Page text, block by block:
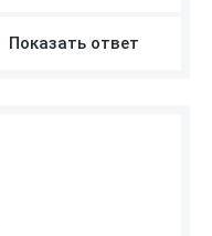
Показать ответ